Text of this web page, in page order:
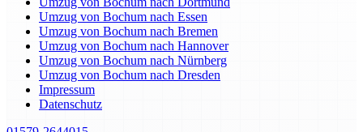
Umzug von Bochum nach Essen
Umzug von Bochum nach Bremen
Umzug von Bochum nach Hannover
Umzug von Bochum nach Nürnberg
Umzug von Bochum nach Dresden
Impressum
Datenschutz